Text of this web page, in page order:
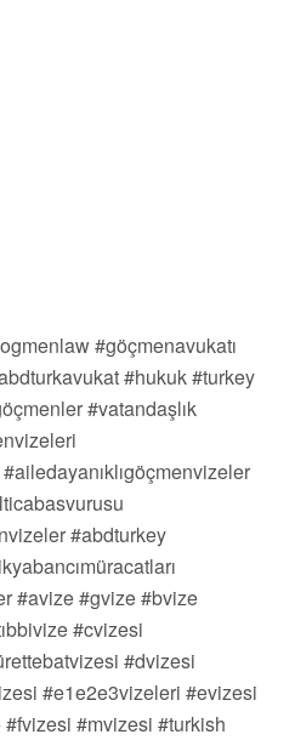
#göçmenavukatı
#hukuk #turkey
#vatandaşlık
#abdturkey
#avize #gvize #bvize
#cvizesi
#dvizesi
#e1e2e3vizeleri #evizesi
#mvizesi #turkish